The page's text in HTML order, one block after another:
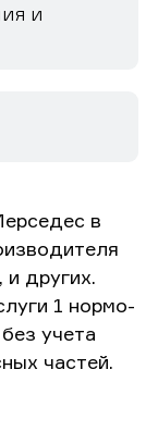
и
в
других.
1 нормо-
учета
частей.